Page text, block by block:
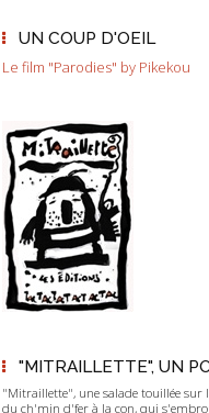
UN COUP D'OEIL
Le film "Parodies" by Pikekou
"MITRAILLETTE", UN
"Mitraillette", une salade touillée sur
du ch'min d'fer à la con, qui